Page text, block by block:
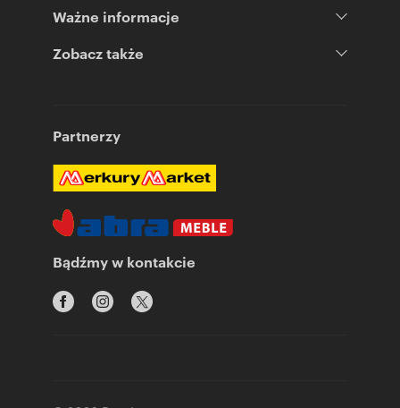
Ważne informacje
Zobacz także
Partnerzy
Bądźmy w kontakcie